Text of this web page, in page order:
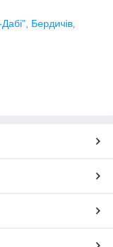
Бердичів,